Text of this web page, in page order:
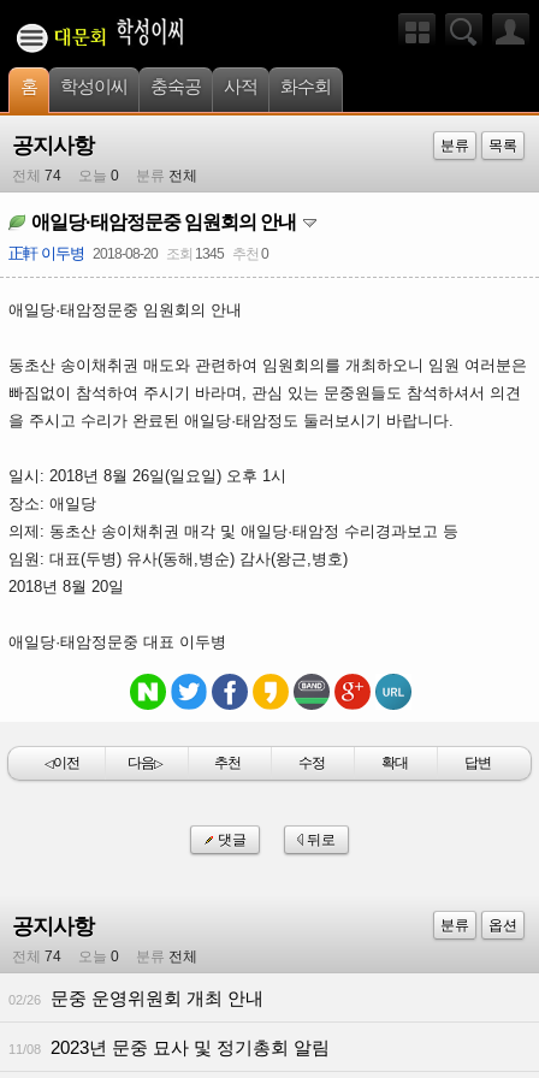
홈 학성이씨 충숙공 사적 화수회
공지사항 분류
목록
전체 74 오늘 0 분류 전체
애일당·태암정문중 임원회의 안내
正軒 이두병 2018-08-20 조회 1345 추천 0
애일당·태암정문중 임원회의 안내
동초산 송이채취권 매도와 관련하여 임원회의를 개최하오니 임원 여러분은
빠짐없이 참석하여 주시기 바라며, 관심 있는 문중원들도 참석하셔서 의견
을 주시고 수리가 완료된 애일당·태암정도 둘러보시기 바랍니다.
일시: 2018년 8월 26일(일요일) 오후 1시
장소: 애일당
의제: 동초산 송이채취권 매각 및 애일당·태암정 수리경과보고 등
임원: 대표(두병) 유사(동해,병순) 감사(왕근,병호)
2018년 8월 20일
애일당·태암정문중 대표 이두병
◁이전 다음▷ 추천 수정 확대 답변
댓글 뒤로
공지사항 분류
옵션
전체 74 오늘 0 분류 전체
02/26 문중 운영위원회 개최 안내
11/08 2023년 문중 묘사 및 정기총회 알림